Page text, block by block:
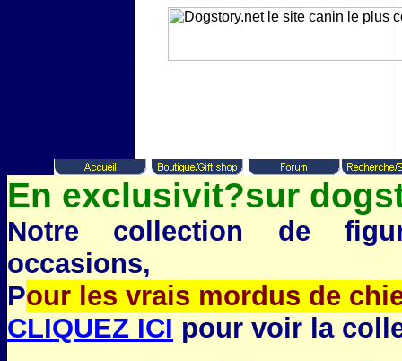
En exclusivit?sur
Notre collection de
occasions,
Pour les vrais mordus de
CLIQUEZ ICI pour voir la